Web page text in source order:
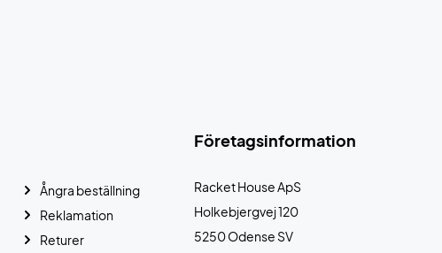
Företagsinformation
Racket House ApS
Holkebjergvej 120
5250 Odense SV
Ångra beställning
Reklamation
Returer